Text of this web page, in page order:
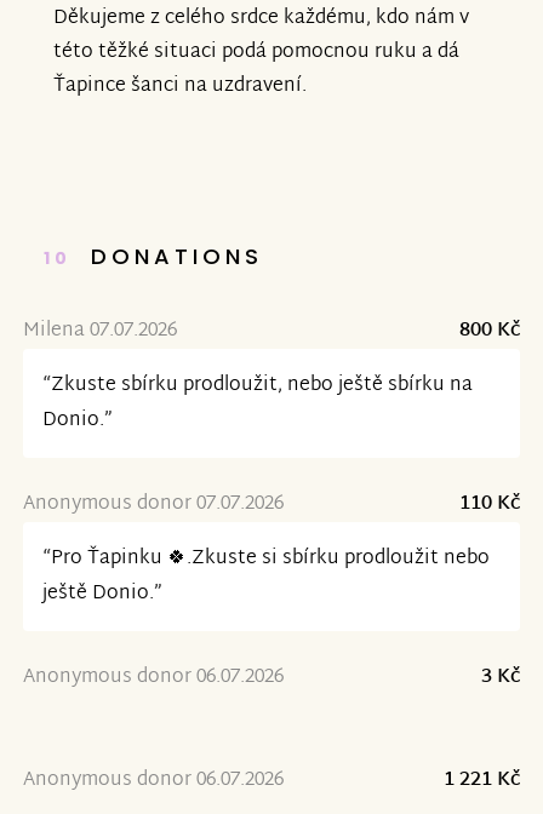
Děkujeme z celého srdce každému, kdo nám v
této těžké situaci podá pomocnou ruku a dá
Ťapince šanci na uzdravení.
10 DONATIONS
Milena 07.07.2026
800 Kč
“Zkuste sbírku prodloužit, nebo ještě sbírku na
Donio.”
Anonymous donor 07.07.2026
110 Kč
“Pro Ťapinku 🍀.Zkuste si sbírku prodloužit nebo
ještě Donio.”
Anonymous donor 06.07.2026 3 Kč
Anonymous donor 06.07.2026 1 221 Kč